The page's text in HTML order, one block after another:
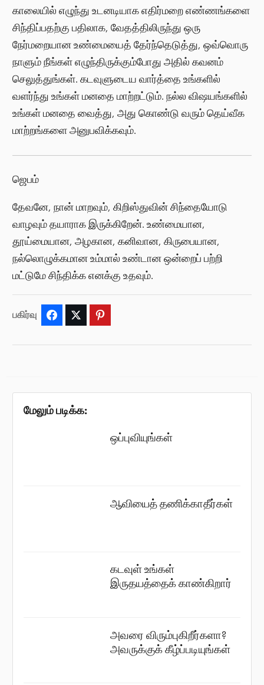
காலையில் எழுந்து உடனடியாக எதிர்மறை எண்ணங்களை
சிந்திப்பதற்கு பதிலாக, வேதத்திலிருந்து ஒரு
நேர்மறையான உண்மையைத் தேர்ந்தெடுத்து, ஒவ்வொரு
நாளும் நீங்கள் எழுந்திருக்கும்போது அதில் கவனம்
செலுத்துங்கள். கடவுளுடைய வார்த்தை உங்களில்
வளர்ந்து உங்கள் மனதை மாற்றட்டும். நல்ல விஷயங்களில்
உங்கள் மனதை வைத்து, அது கொண்டு வரும் தெய்வீக
மாற்றங்களை அனுபவிக்கவும்.
ஜெபம்
தேவனே, நான் மாறவும், கிறிஸ்துவின் சிந்தையோடு
வாழவும் தயாராக இருக்கிறேன். உண்மையான,
தூய்மையான, அழகான, கனிவான, கிருபையான,
நல்லொழுக்கமான உம்மால் உண்டான ஒன்றைப் பற்றி
மட்டுமே சிந்திக்க எனக்கு உதவும்.
பகிர்வு Facebook Twitter
மேலும் படிக்க:
ஒப்புவியுங்கள்
ஆவியைத் தணிக்காதீர்கள்
கடவுள் உங்கள்
இருதயத்தைக் காண்கிறார்
அவரை விரும்புகிறீர்களா?
அவருக்குக் கீழ்ப்படியுங்கள்